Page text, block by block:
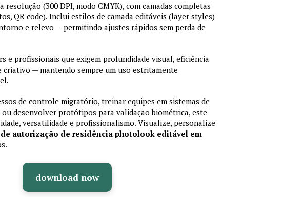
resolução (300 DPI, modo CMYK), com camadas completas
QR code). Inclui estilos de camada editáveis (layer styles)
e relevo — permitindo ajustes rápidos sem perda de
e profissionais que exigem profundidade visual, eficiência
— mantendo sempre um uso estritamente
de controle migratório, treinar equipes em sistemas de
desenvolver protótipos para validação biométrica, este
versatilidade e profissionalismo. Visualize, personalize
autorização de residência photolook editável em
download now